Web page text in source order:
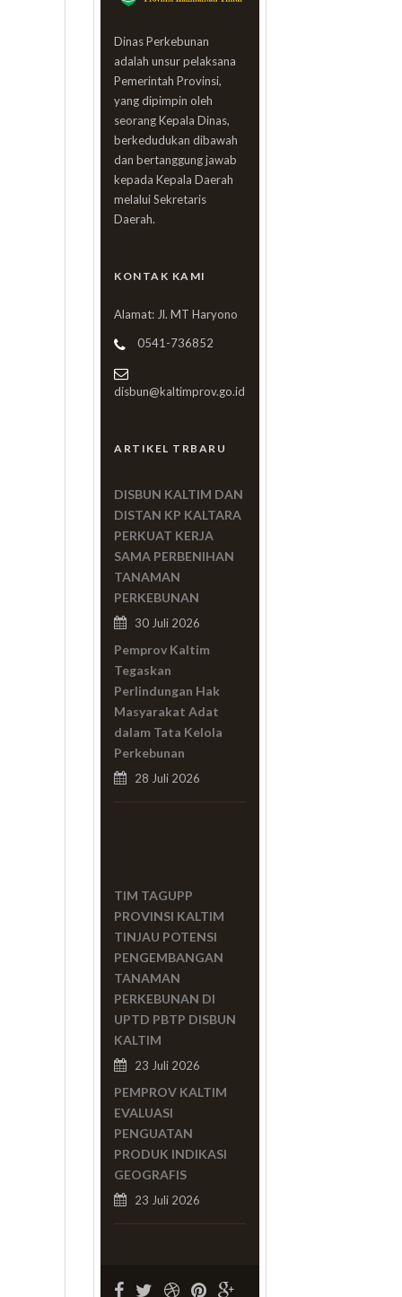
Dinas Perkebunan
adalah unsur pelaksana
Pemerintah Provinsi,
yang dipimpin oleh
seorang Kepala Dinas,
berkedudukan dibawah
dan bertanggung jawab
kepada Kepala Daerah
melalui Sekretaris
Daerah.
KONTAK KAMI
Alamat: Jl. MT Haryono
0541-736852
disbun@kaltimprov.go.id
ARTIKEL TRBARU
DISBUN KALTIM DAN
DISTAN KP KALTARA
PERKUAT KERJA
SAMA PERBENIHAN
TANAMAN
PERKEBUNAN
30 Juli 2026
Pemprov Kaltim
Tegaskan
Perlindungan Hak
Masyarakat Adat
dalam Tata Kelola
Perkebunan
28 Juli 2026
TIM TAGUPP
PROVINSI KALTIM
TINJAU POTENSI
PENGEMBANGAN
TANAMAN
PERKEBUNAN DI
UPTD PBTP DISBUN
KALTIM
23 Juli 2026
PEMPROV KALTIM
EVALUASI
PENGUATAN
PRODUK INDIKASI
GEOGRAFIS
23 Juli 2026